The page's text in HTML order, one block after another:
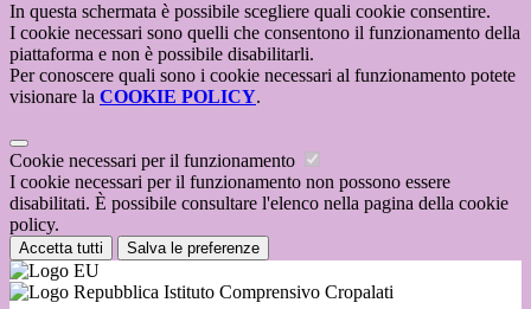
In questa schermata è possibile scegliere quali cookie consentire.
I cookie necessari sono quelli che consentono il funzionamento della
piattaforma e non è possibile disabilitarli.
Per conoscere quali sono i cookie necessari al funzionamento potete
visionare la COOKIE POLICY.
Cookie necessari per il funzionamento
I cookie necessari per il funzionamento non possono essere
disabilitati. È possibile consultare l'elenco nella pagina della cookie
policy.
Accetta tutti Salva le preferenze
Istituto Comprensivo Cropalati